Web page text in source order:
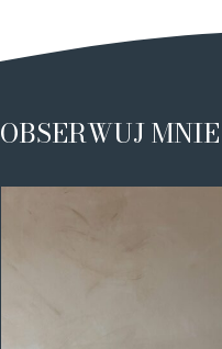
OBSERWUJ